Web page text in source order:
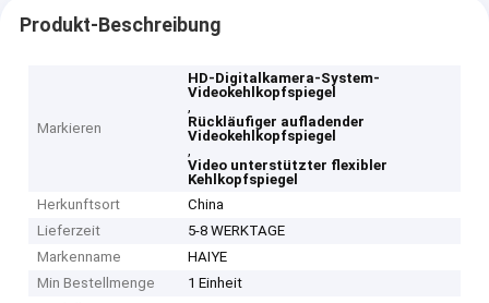
Produkt-Beschreibung
Markieren
HD-Digitalkamera-System-
Videokehlkopfspiegel
,
Rückläufiger aufladender
Videokehlkopfspiegel
,
Video unterstützter flexibler
Kehlkopfspiegel
Herkunftsort
China
Lieferzeit
5-8 WERKTAGE
Markenname
HAIYE
Min Bestellmenge
1 Einheit